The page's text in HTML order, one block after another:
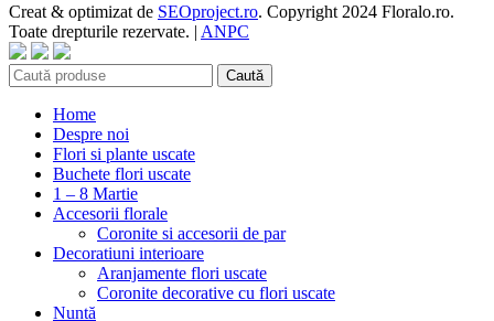
Creat & optimizat de SEOproject.ro. Copyright 2024 Floralo.ro.
Toate drepturile rezervate. | ANPC
Caută
Home
Despre noi
Flori si plante uscate
Buchete flori uscate
1 – 8 Martie
Accesorii florale
Coronite si accesorii de par
Decoratiuni interioare
Aranjamente flori uscate
Coronite decorative cu flori uscate
Nuntă